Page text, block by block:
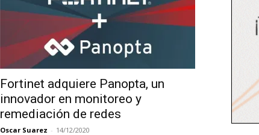
Fortinet adquiere Panopta, un
innovador en monitoreo y
remediación de redes
Oscar Suarez - 14/12/2020